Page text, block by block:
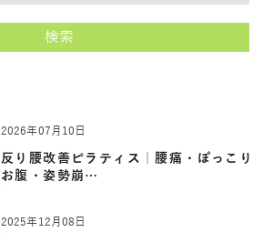
検索
2026年07月10日
反り腰改善ピラティス｜腰痛・ぽっこり
お腹・姿勢崩…
2025年12月08日